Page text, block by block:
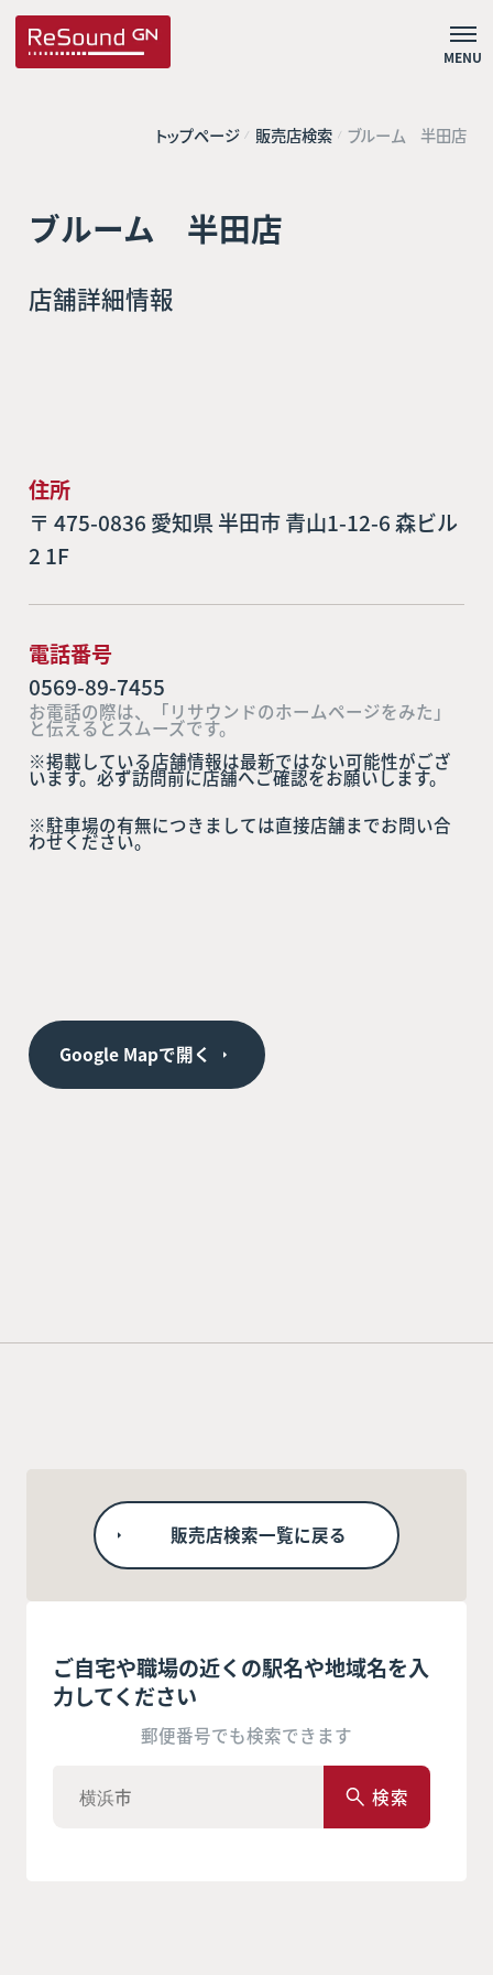
MENU
トップページ 販売店検索 ブルーム 半田店
ブルーム 半田店
店舗詳細情報
住所
〒 475-0836 愛知県 半田市 青山1-12-6 森ビル
2 1F
電話番号
0569-89-7455
お電話の際は、「リサウンドのホームページをみた」
と伝えるとスムーズです。
※掲載している店舗情報は最新ではない可能性がござ
います。必ず訪問前に店舗へご確認をお願いします。
※駐車場の有無につきましては直接店舗までお問い合
わせください。
Google Mapで開く
販売店検索一覧に戻る
ご自宅や職場の近くの駅名や地域名を入
力してください
郵便番号でも検索できます
検索